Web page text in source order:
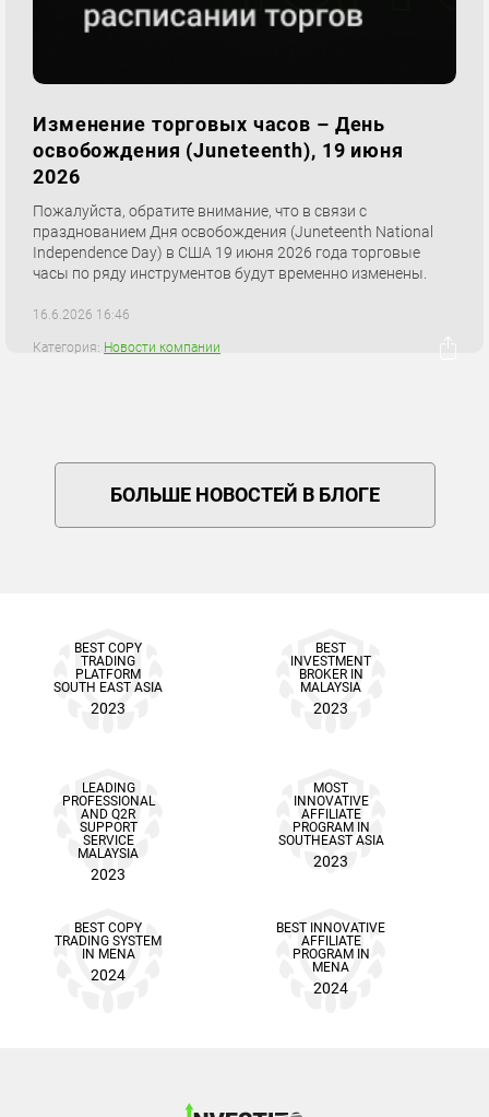
Изменение торговых часов – День
освобождения (Juneteenth), 19 июня
2026
Пожалуйста, обратите внимание, что в связи с
празднованием Дня освобождения (Juneteenth National
Independence Day) в США 19 июня 2026 года торговые
часы по ряду инструментов будут временно изменены.
16.6.2026 16:46
Категория: Новости компании
БОЛЬШЕ НОВОСТЕЙ В БЛОГЕ
BEST COPY
TRADING
PLATFORM
SOUTH EAST ASIA
2023
BEST
INVESTMENT
BROKER IN
MALAYSIA
2023
LEADING
PROFESSIONAL
AND Q2R
SUPPORT
SERVICE
MALAYSIA
2023
MOST
INNOVATIVE
AFFILIATE
PROGRAM IN
SOUTHEAST ASIA
2023
BEST COPY
TRADING SYSTEM
IN MENA
2024
BEST INNOVATIVE
AFFILIATE
PROGRAM IN
MENA
2024